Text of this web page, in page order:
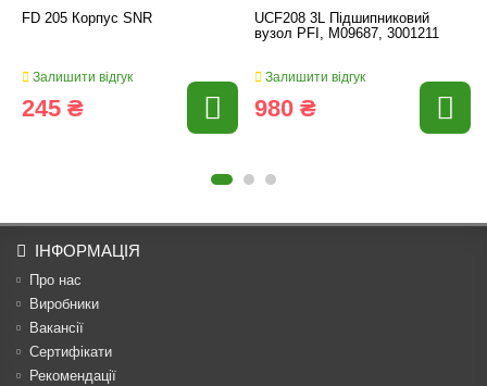
FD 205 Корпус SNR
Залишити відгук
245 ₴
UCF208 3L Підшипниковий
вузол PFI, M09687, 3001211
Залишити відгук
980 ₴
ІНФОРМАЦІЯ
Про нас
Виробники
Вакансії
Сертифікати
Рекомендації